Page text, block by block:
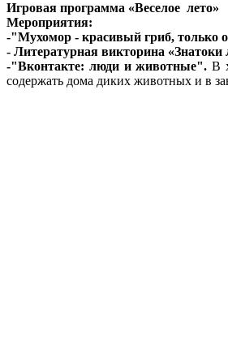
Игровая программа «Веселое лето»
Мероприятия:
-"Мухомор - красивый гриб, только
- Литературная викторина «Знатоки
-"Вконтакте: люди и животные". В
содержать дома диких животных и в